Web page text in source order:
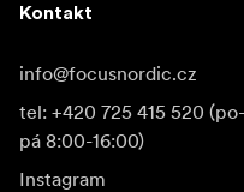
Kontakt
info@focusnordic.cz
tel: +420 725 415 520 (po-
pá 8:00-16:00)
Instagram